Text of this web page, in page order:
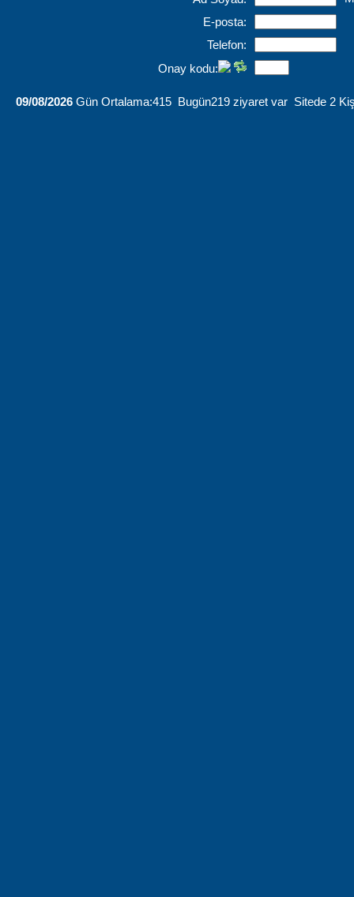
E-posta:
Telefon:
Onay kodu:
09/08/2026 Gün Ortalama:415 Bugün219 ziyaret var Sitede 2